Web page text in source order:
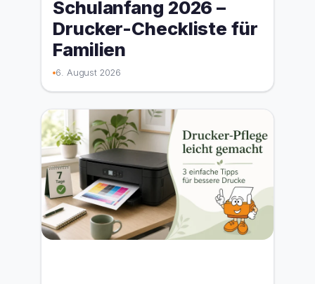
Schulanfang 2026 –
Drucker-Checkliste für
Familien
6. August 2026